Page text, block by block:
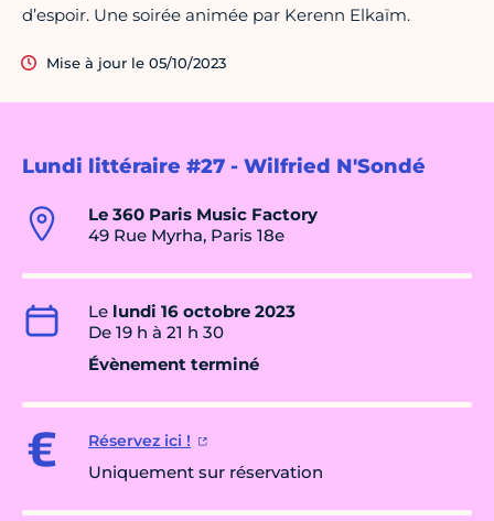
Lundi littéraire #27 - Wilfried N'Sondé
Le 360 Paris Music Factory
49 Rue Myrha, Paris 18e
Le lundi 16 octobre 2023
De 19 h à 21 h 30
Évènement terminé
Réservez ici !
Uniquement sur réservation
d’espoir. Une soirée animée par Kerenn Elkaïm.
Mise à jour le 05/10/2023